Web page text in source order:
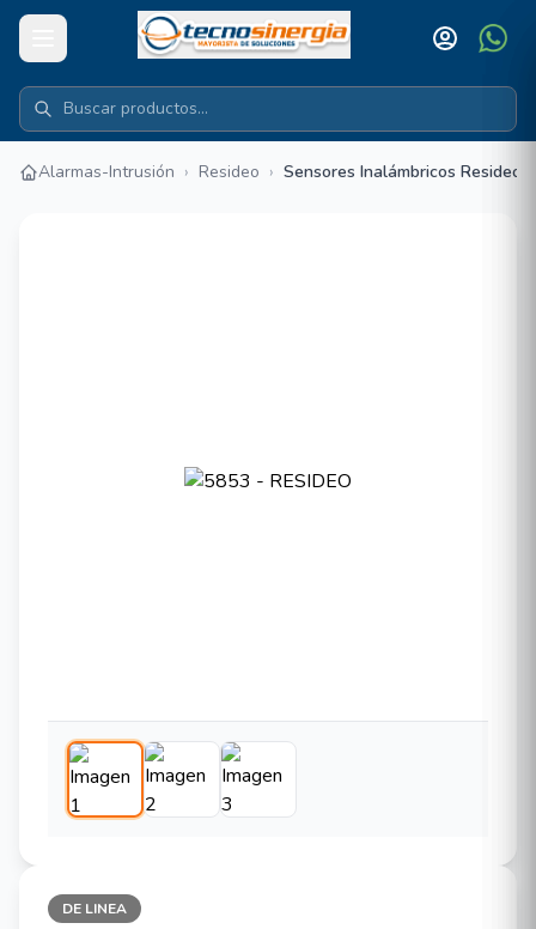
Alarmas-Intrusión › Resideo › Sensores Inalámbricos Resideo
DE LINEA